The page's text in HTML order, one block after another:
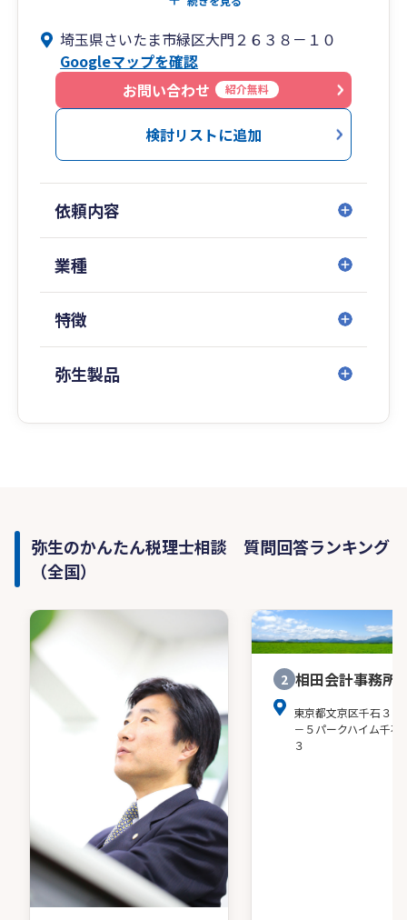
す。
お客様とのご相談・打合せは100％税理士が対応
埼玉県さいたま市緑区大門２６３８－１０
Googleマップを確認
お問い合わせ
紹介無料
検討リストに追加
依頼内容
業種
特徴
弥生製品
弥生のかんたん税理士相談 質問回答ランキング
（全国）
2 相田会計事務所
東京都文京区千石３－
－５パークハイム千石
３